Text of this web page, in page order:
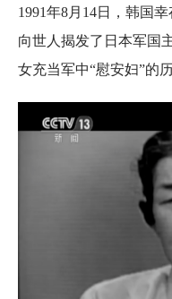
1991年8月14日，韩国
向世人揭发了日本军国
女充当军中“慰安妇”的